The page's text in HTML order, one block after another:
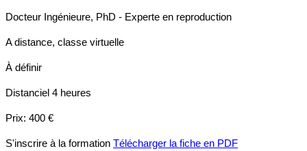
Docteur Ingénieure, PhD - Experte en reproduction
A distance, classe virtuelle
À définir
Distanciel 4 heures
Prix: 400 €
S'inscrire à la formation Télécharger la fiche en PDF